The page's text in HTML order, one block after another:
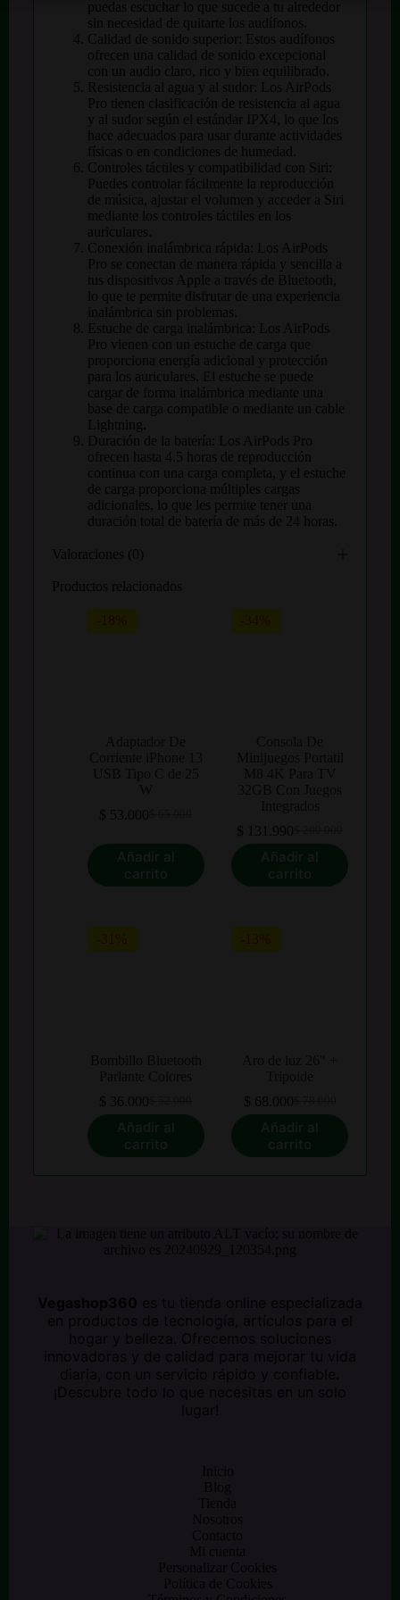
puedas escuchar lo que sucede a tu alrededor
sin necesidad de quitarte los audífonos.
Calidad de sonido superior: Estos audífonos
ofrecen una calidad de sonido excepcional
con un audio claro, rico y bien equilibrado.
Resistencia al agua y al sudor: Los AirPods
Pro tienen clasificación de resistencia al agua
y al sudor según el estándar IPX4, lo que los
hace adecuados para usar durante actividades
físicas o en condiciones de humedad.
Controles táctiles y compatibilidad con Siri:
Puedes controlar fácilmente la reproducción
de música, ajustar el volumen y acceder a Siri
mediante los controles táctiles en los
auriculares.
Conexión inalámbrica rápida: Los AirPods
Pro se conectan de manera rápida y sencilla a
tus dispositivos Apple a través de Bluetooth,
lo que te permite disfrutar de una experiencia
inalámbrica sin problemas.
Estuche de carga inalámbrica: Los AirPods
Pro vienen con un estuche de carga que
proporciona energía adicional y protección
para los auriculares. El estuche se puede
cargar de forma inalámbrica mediante una
base de carga compatible o mediante un cable
Lightning.
Duración de la batería: Los AirPods Pro
ofrecen hasta 4.5 horas de reproducción
continua con una carga completa, y el estuche
de carga proporciona múltiples cargas
adicionales, lo que les permite tener una
duración total de batería de más de 24 horas.
Valoraciones (0)
Productos relacionados
-18%
El
original
era:
$ 53.000El
actual
es:
Añadir al
carrito
-34%
El
precio
original
$ 131.990El
precio
actual
Añadir al
carrito
-31%
El
precio
original
$ 36.000El
precio
actual
Añadir al
carrito
-13%
El
precio
original
$ 68.000El
precio
actual
Añadir al
carrito
Vegashop360 es tu tienda online especializada
en productos de tecnología, artículos para el
hogar y belleza. Ofrecemos soluciones
innovadoras y de calidad para mejorar tu vida
diaria, con un servicio rápido y confiable.
¡Descubre todo lo que necesitas en un solo
lugar!
Inicio
Blog
Tienda
Nosotros
Contacto
Mi cuenta
Personalizar Cookies
Política de Cookies